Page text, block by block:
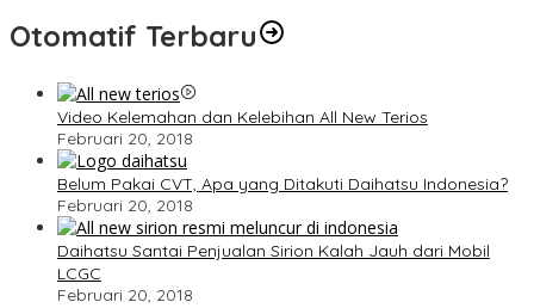
Otomatif Terbaru
Video Kelemahan dan Kelebihan All New Terios
Februari 20, 2018
Belum Pakai CVT, Apa yang Ditakuti Daihatsu Indonesia?
Februari 20, 2018
Daihatsu Santai Penjualan Sirion Kalah Jauh dari Mobil
LCGC
Februari 20, 2018